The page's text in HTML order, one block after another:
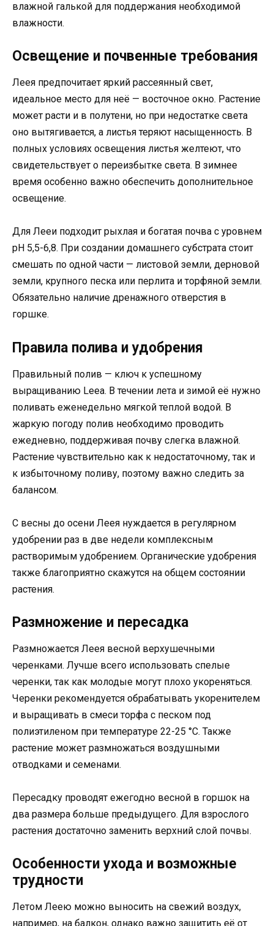
влажной галькой для поддержания необходимой
влажности.
Освещение и почвенные требования
Леея предпочитает яркий рассеянный свет,
идеальное место для неё — восточное окно. Растение
может расти и в полутени, но при недостатке света
оно вытягивается, а листья теряют насыщенность. В
полных условиях освещения листья желтеют, что
свидетельствует о переизбытке света. В зимнее
время особенно важно обеспечить дополнительное
освещение.
Для Лееи подходит рыхлая и богатая почва с уровнем
pH 5,5-6,8. При создании домашнего субстрата стоит
смешать по одной части — листовой земли, дерновой
земли, крупного песка или перлита и торфяной земли.
Обязательно наличие дренажного отверстия в
горшке.
Правила полива и удобрения
Правильный полив — ключ к успешному
выращиванию Leea. В течении лета и зимой её нужно
поливать еженедельно мягкой теплой водой. В
жаркую погоду полив необходимо проводить
ежедневно, поддерживая почву слегка влажной.
Растение чувствительно как к недостаточному, так и
к избыточному поливу, поэтому важно следить за
балансом.
С весны до осени Леея нуждается в регулярном
удобрении раз в две недели комплексным
растворимым удобрением. Органические удобрения
также благоприятно скажутся на общем состоянии
растения.
Размножение и пересадка
Размножается Леея весной верхушечными
черенками. Лучше всего использовать спелые
черенки, так как молодые могут плохо укореняться.
Черенки рекомендуется обрабатывать укоренителем
и выращивать в смеси торфа с песком под
полиэтиленом при температуре 22-25 °C. Также
растение может размножаться воздушными
отводками и семенами.
Пересадку проводят ежегодно весной в горшок на
два размера больше предыдущего. Для взрослого
растения достаточно заменить верхний слой почвы.
Особенности ухода и возможные
трудности
Летом Леею можно выносить на свежий воздух,
например, на балкон, однако важно защитить её от